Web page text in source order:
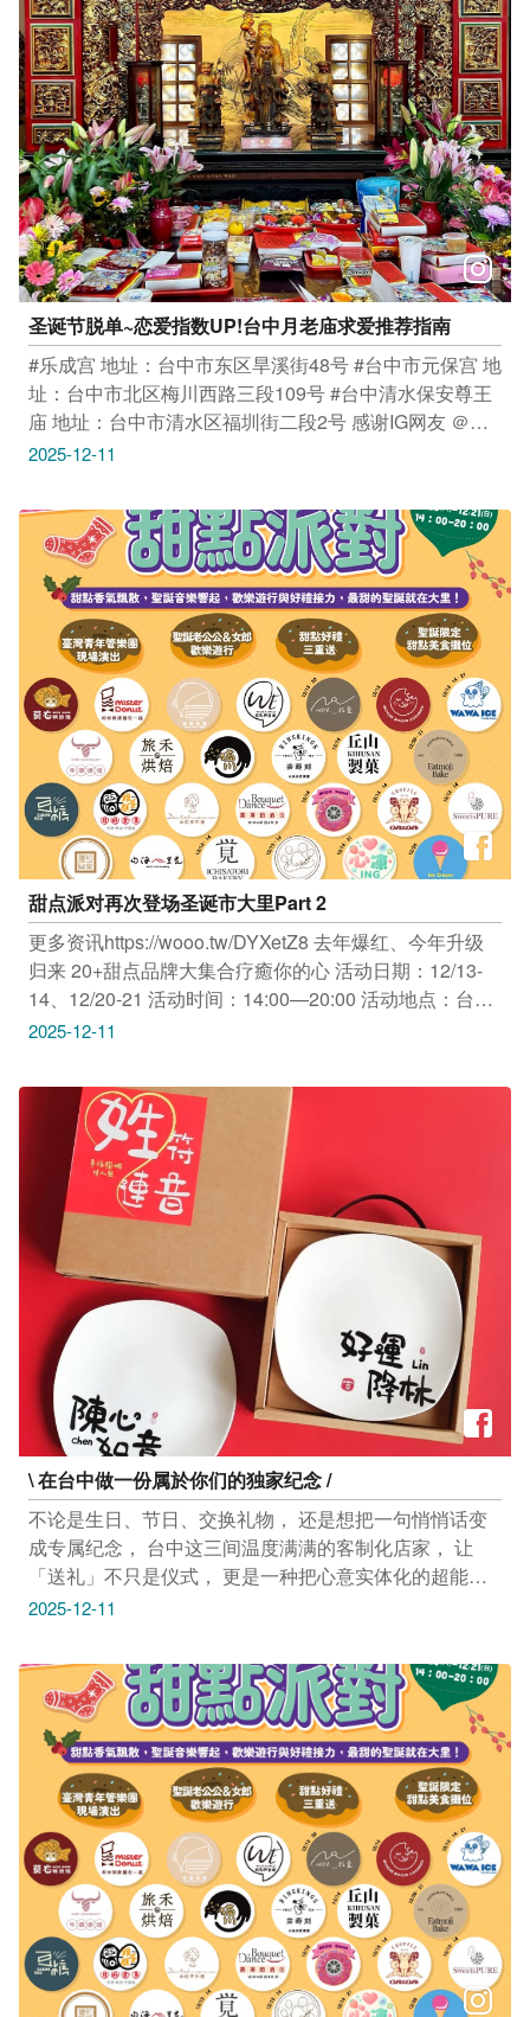
祖主题强化、艺文展演场域设置、水域游憩活动、高品质
住宿服务、游憩运输服务以及美食与在地农特产品，具备
强大潜力！ 随着巨型妈祖雕像完工在即，园区将成为海
线吸客核心，投资时机正是现在！ 🏛 市府提供： 完整招
商文件 行政协助 现地勘查 公开透明的合作流程 帮助企业
降低投资门槛，一起用创意和专业打造海线观光新亮点！
招商截止日：115年2月27日 意者请尽早掌握资讯、积极
布局，把握海线观光的大跃升！ 详细招商资讯请上 促参
司网站：ppp.mof.gov.tw/WWW/inv_ann.aspx?
观旅局网站：
https://www.tourism.taichung.gov.tw/3107451/post 风管
所网站：
https://www.scenic.taichung.gov.tw/3788529/post #大安
港妈祖文化园区 #台中海线观光 #妈祖雕像 #BOT #ROT
#台中市政府 #观光旅游局 #大玩台中 #海线新亮点 #招商
中
圣诞节脱单~恋爱指数UP!台中月老庙求爱推荐指南
#乐成宫 地址：台中市东区旱溪街48号 #台中市元保宫 地
址：台中市北区梅川西路三段109号 #台中清水保安尊王
庙 地址：台中市清水区福圳街二段2号 感谢IG网友 ＠
mr.biotech_mr.liu 提供授权美照 只要
FB、IG、微博及台中观光旅游网上曝光喔！
#taichungtravels #travel #scenery #Landscape #taiwan
#taichung #discovertaichung #여행 #풍경 #観光 #旅行 #
风景 #台中 #大玩台中 #台中景点 #打卡景点 #台中风景 #
台中旅游
2025-12-11
甜点派对再次登场圣诞市大里Part 2
更多资讯https://wooo.tw/DYXetZ8 去年爆红、今年升级
归来 20+甜点品牌大集合疗癒你的心 活动日期：12/13-
14、12/20-21 活动时间：14:00—20:00 活动地点：台中
大里艺术广场1F(台中市大里区科技路1号) 必逛亮点 【音
间：16:30│18:00 (一日2场) 阵容：台湾青年管乐团 【欢
乐耶诞游行：热情舞力秀】 日期：12/14(日)、12/20(六)
时间：15:30│16:30│17:30 (一日3场) 阵容：异国专业舞
者 全馆满 $399！转出圣诞甜蜜礼 限量有限，赠完为止！
周周抽品牌甜点 12/16抽UNA-VERSE Dessert 双人甜点
兑换券 (价值3000元) 12/23抽LADY M 经典原味千层蛋糕
9寸 兑换券(价值2700元) 12/30抽UNA-VERSE Dessert
双人甜点兑换券(价值3000元)
2025-12-11
\ 在台中做一份属於你们的独家纪念 /
不论是生日、节日、交换礼物， 还是想把一句悄悄话变
成专属纪念， 台中这三间温度满满的客制化店家， 让
「送礼」不只是仪式， 更是一种把心意实体化的超能力
#客自画 能把你的手绘、想法或图案变成独一无二的杯
每个人都能找到属於自己的艺术风格 地址：台中市北区
太原四街5号一楼 时间：平日白天 感谢店家
@customdesign_tw 提供授权美照 #约客厚礼筑梦手创馆
不只是观光工厂，有好玩的球池跟实境体验的互动区，
更提供丰富多元的DIY手作课程与客制化服务， 将礼物制
作过程变成美好回忆 地址：台中市后里区民生路520号
时间：平日 10:00–17:00、假日 09:30–17:30（周一、周
二公休） #MiniGarden客制化 商品种类超多，衣服、抱
枕、夜灯、各种生活小物等等 不论是家庭纪念、情侣礼
物或抓周惊喜， MiniGarden都愿意把你的故事细致收藏
地址：台中市北屯区安顺东六街37号 时间：周一至周五
14:00–21:00、周六周日 12:00–21:30 感谢店家
@minigarden_boss 提供授权美照
2025-12-11